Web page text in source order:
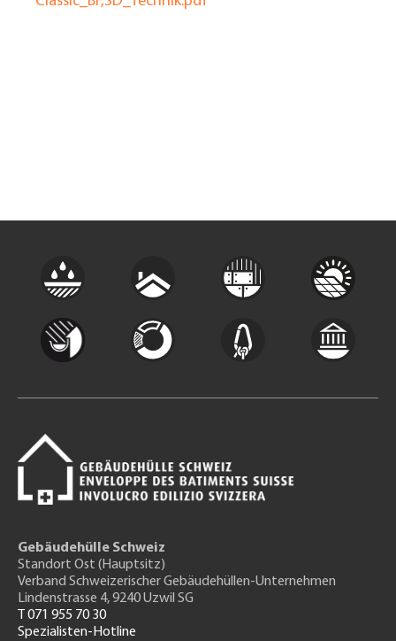
Gebäudehülle Schweiz
Standort Ost (Hauptsitz)
Verband Schweizerischer Gebäudehüllen-Unternehmen
Lindenstrasse 4, 9240 Uzwil SG
T 071 955 70 30
Spezialisten-Hotline